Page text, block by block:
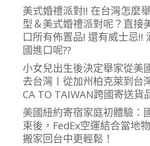
美式婚禮派對!! 在台灣怎麼
型＆美式婚禮派對呢？直接
口所有佈置品! 還有威士忌!!
國進口呢??
小女兒出生後決定舉家從美
去台灣〡從加州柏克萊到台
CA TO TAIWAN跨國寄送貨
美國紐約寄宿家庭初體驗：
束後，FedEx空運結合當地
搬家回台中更輕鬆！